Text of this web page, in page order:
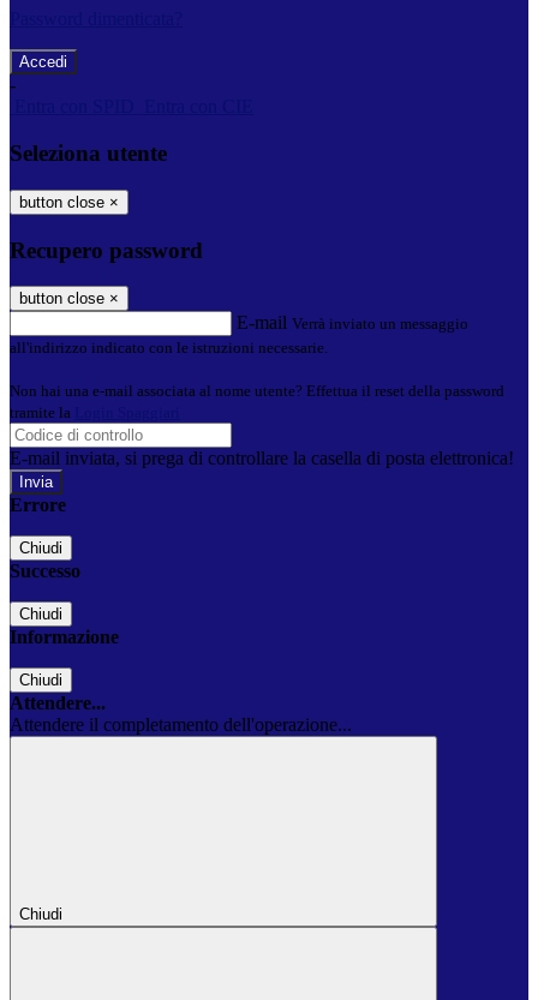
-
Seleziona utente
button close ×
Recupero password
button close ×
E-mail Verrà inviato un messaggio
all'indirizzo indicato con le istruzioni necessarie.
Non hai una e-mail associata al nome utente? Effettua il reset della password
tramite la
E-mail inviata, si prega di controllare la casella di posta elettronica!
Errore
Chiudi
Successo
Chiudi
Informazione
Chiudi
Attendere...
Attendere il completamento dell'operazione...
Chiudi